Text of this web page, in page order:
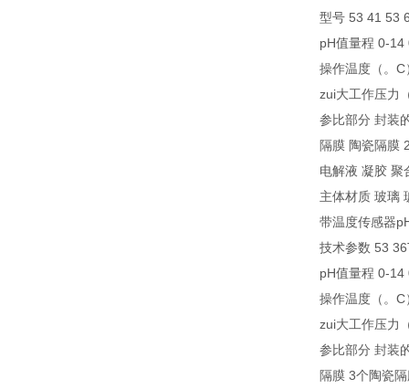
型号 53 41 53
pH值量程 0-14
操作温度（。
zui大工作压力
参比部分 封装
隔膜 陶瓷隔膜
电解液 凝胶 聚
主体材质 玻璃
带温度传感器
技术参数 53
pH值量程 0-
操作温度（。
zui大工作压力
参比部分 封装
隔膜 3个陶瓷